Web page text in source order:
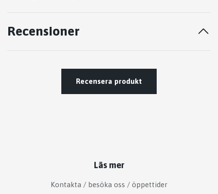
Recensioner
Recensera produkt
Läs mer
Kontakta / besöka oss / öppettider